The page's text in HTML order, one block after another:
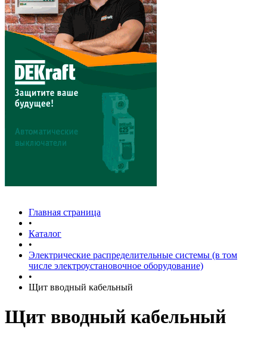
Главная страница
•
Каталог
•
Электрические распределительные системы (в том
числе электроустановочное оборудование)
•
Щит вводный кабельный
Щит вводный кабельный